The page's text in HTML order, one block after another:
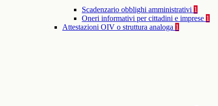
Scadenzario obblighi amministrativi 1
Oneri informativi per cittadini e imprese 1
Attestazioni OIV o struttura analoga 1